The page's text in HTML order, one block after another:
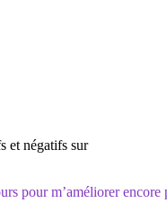
et négatifs sur
pour m’améliorer encore